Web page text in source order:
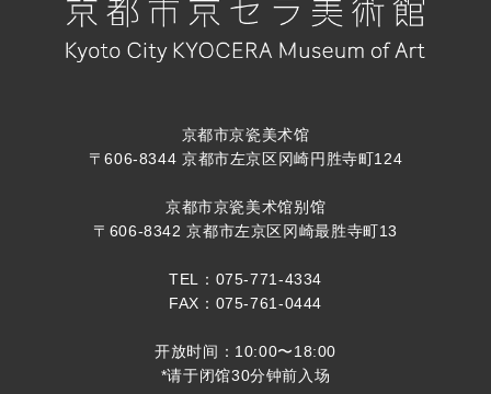
京都市京瓷美术馆
〒606-8344 京都市左京区冈崎円胜寺町124
京都市京瓷美术馆别馆
〒606-8342 京都市左京区冈崎最胜寺町13
TEL：075-771-4334
FAX：075-761-0444
开放时间：10:00〜18:00
*请于闭馆30分钟前入场